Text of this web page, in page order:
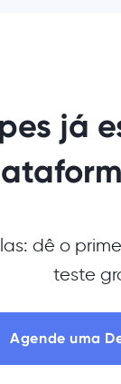
já
dê o
teste
Agende uma